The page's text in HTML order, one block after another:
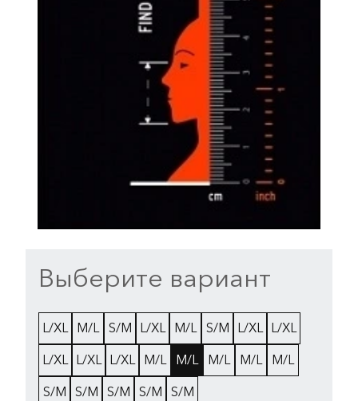
Выберите вариант
L/XL M/L S/M L/XL M/L S/M L/XL L/XL
L/XL L/XL L/XL M/L M/L M/L M/L
M/L
S/M S/M S/M S/M S/M